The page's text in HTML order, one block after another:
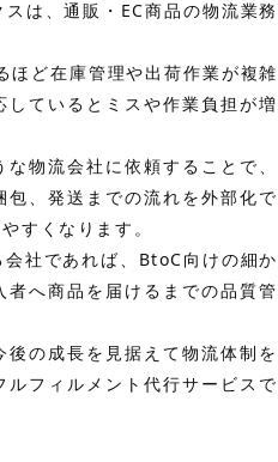
は、通販・EC商品の物流業務
ほど在庫管理や出荷作業が複雑
ているとミスや作業負担が増
物流会社に依頼することで、
、発送までの流れを外部化で
すくなります。
社であれば、BtoC向けの細か
へ商品を届けるまでの品質管
の成長を見据えて物流体制を
フィルメント代行サービスで